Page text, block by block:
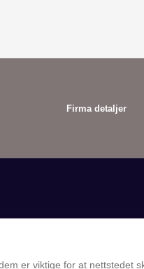
Firma detaljer
er viktige for at nettstedet